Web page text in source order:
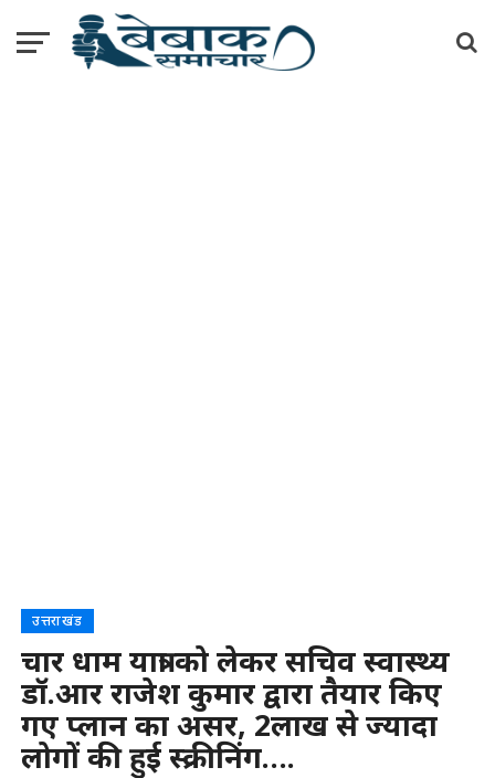
उत्तराखंड
चार धाम यात्रा को लेकर सचिव स्वास्थ्य
डॉ.आर राजेश कुमार द्वारा तैयार किए
गए प्लान का असर, 2लाख से ज्यादा
लोगों की हुई स्क्रीनिंग….